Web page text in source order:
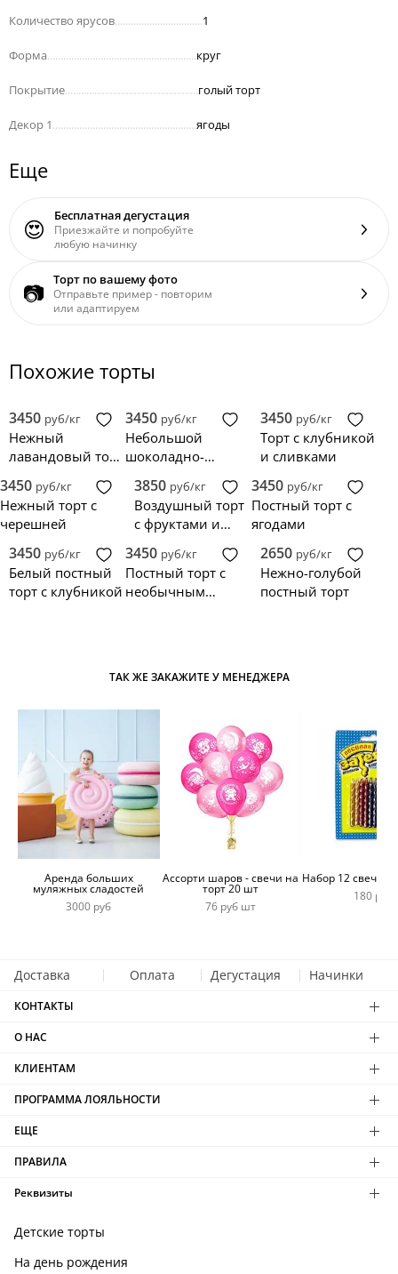
Количество ярусов 1
Форма круг
Покрытие голый торт
Декор 1 ягоды
Еще
😍 Бесплатная дегустация
Приезжайте и попробуйте
любую начинку
📷 Торт по вашему фото
Отправьте пример - повторим
или адаптируем
Похожие торты
3450 руб/кг
Нежный
лавандовый торт
3450 руб/кг
Небольшой
шоколадно-
ягодами
3450 руб/кг
Торт с клубникой
и сливками
3450 руб/кг
Нежный торт с
черешней
3850 руб/кг
Воздушный торт
с фруктами и
3450 руб/кг
Постный торт с
ягодами
3450 руб/кг
Белый постный
торт с клубникой
3450 руб/кг
Постный торт с
необычным
2650 руб/кг
Нежно-голубой
постный торт
ТАК ЖЕ ЗАКАЖИТЕ У МЕНЕДЖЕРА
Аренда больших
муляжных сладостей
3000 руб
Ассорти шаров - свечи на
торт 20 шт
76 руб шт
Набор 12 свечей
180 руб
Доставка Оплата Дегустация Начинки
КОНТАКТЫ
О НАС
КЛИЕНТАМ
ПРОГРАММА ЛОЯЛЬНОСТИ
ЕЩЕ
ПРАВИЛА
Реквизиты
Детские торты
На день рождения